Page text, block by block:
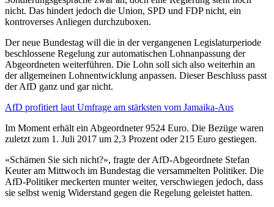
nicht. Das hindert jedoch die Union, SPD und FDP nicht, ein
kontroverses Anliegen durchzuboxen.
Der neue Bundestag will die in der vergangenen Legislaturperiode
beschlossene Regelung zur automatischen Lohnanpassung der
Abgeordneten weiterführen. Die Lohn soll sich also weiterhin an
der allgemeinen Lohnentwicklung anpassen. Dieser Beschluss passt
der AfD ganz und gar nicht.
AfD profitiert laut Umfrage am stärksten vom Jamaika-Aus
Im Moment erhält ein Abgeordneter 9524 Euro. Die Bezüge waren
zuletzt zum 1. Juli 2017 um 2,3 Prozent oder 215 Euro gestiegen.
«Schämen Sie sich nicht?», fragte der AfD-Abgeordnete Stefan
Keuter am Mittwoch im Bundestag die versammelten Politiker. Die
AfD-Politiker meckerten munter weiter, verschwiegen jedoch, dass
sie selbst wenig Widerstand gegen die Regelung geleistet hatten.